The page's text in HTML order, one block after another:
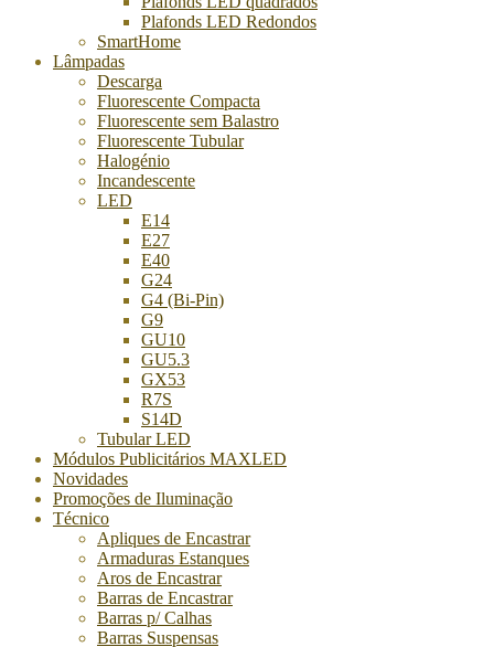
Plafonds LED Redondos
SmartHome
Lâmpadas
Descarga
Fluorescente Compacta
Fluorescente sem Balastro
Fluorescente Tubular
Halogénio
Incandescente
LED
E14
E27
E40
G24
G4 (Bi-Pin)
G9
GU10
GU5.3
GX53
R7S
S14D
Tubular LED
Módulos Publicitários MAXLED
Novidades
Promoções de Iluminação
Técnico
Apliques de Encastrar
Armaduras Estanques
Aros de Encastrar
Barras de Encastrar
Barras p/ Calhas
Barras Suspensas